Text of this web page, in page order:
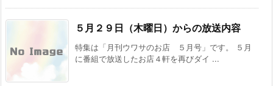
５月２９日（木曜日）からの放送内容
特集は「月刊ウワサのお店 ５月号」です。 ５月
に番組で放送したお店４軒を再びダイ ...